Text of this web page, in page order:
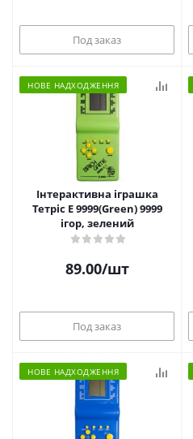
Под заказ
НОВЕ НАДХОДЖЕННЯ
Інтерактивна іграшка
Тетріс Е 9999(Green) 9999
ігор, зелений
89.00/шт
Под заказ
НОВЕ НАДХОДЖЕННЯ